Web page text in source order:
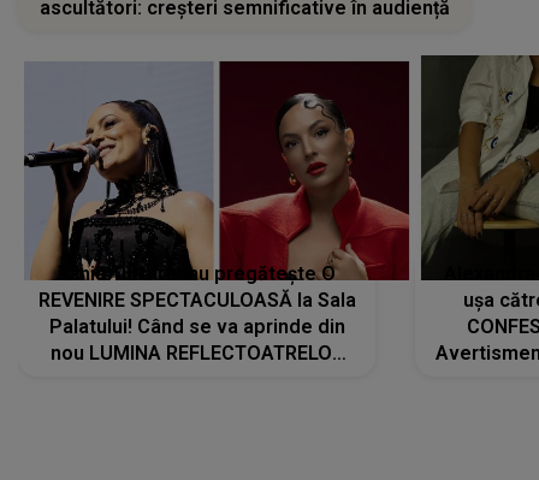
ascultători: creșteri semnificative în audiență
Tania Turtureanu pregătește O
REVENIRE SPECTACULOASĂ la Sala
Palatului! Când se va aprinde din
nou LUMINA REFLECTOATRELOR
ușa